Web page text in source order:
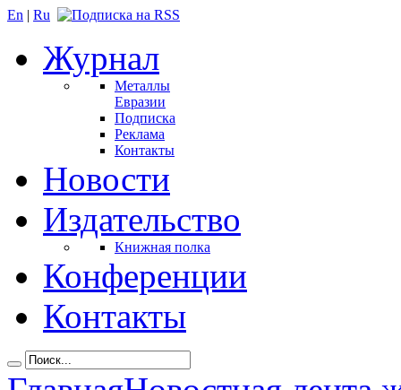
En | Ru
Журнал
Металлы
Евразии
Подписка
Реклама
Контакты
Новости
Издательство
Книжная полка
Конференции
Контакты